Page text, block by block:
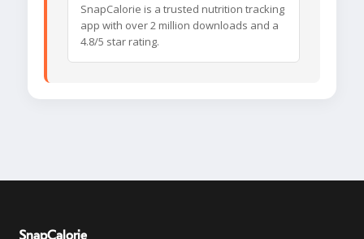
SnapCalorie is a trusted nutrition tracking
app with over 2 million downloads and a
4.8/5 star rating.
SnapCalorie